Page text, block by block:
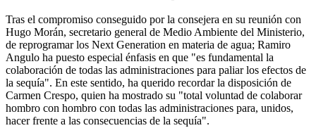
Tras el compromiso conseguido por la consejera en su reunión con
Hugo Morán, secretario general de Medio Ambiente del Ministerio,
de reprogramar los Next Generation en materia de agua; Ramiro
Angulo ha puesto especial énfasis en que "es fundamental la
colaboración de todas las administraciones para paliar los efectos de
la sequía". En este sentido, ha querido recordar la disposición de
Carmen Crespo, quien ha mostrado su "total voluntad de colaborar
hombro con hombro con todas las administraciones para, unidos,
hacer frente a las consecuencias de la sequía".